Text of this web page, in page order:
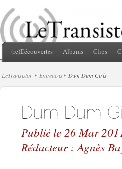
(re)Découvertes Albums Clips
LeTransistor Entretiens Dum Dum Girls
Publié le 26 Mar
Rédacteur : Agnès